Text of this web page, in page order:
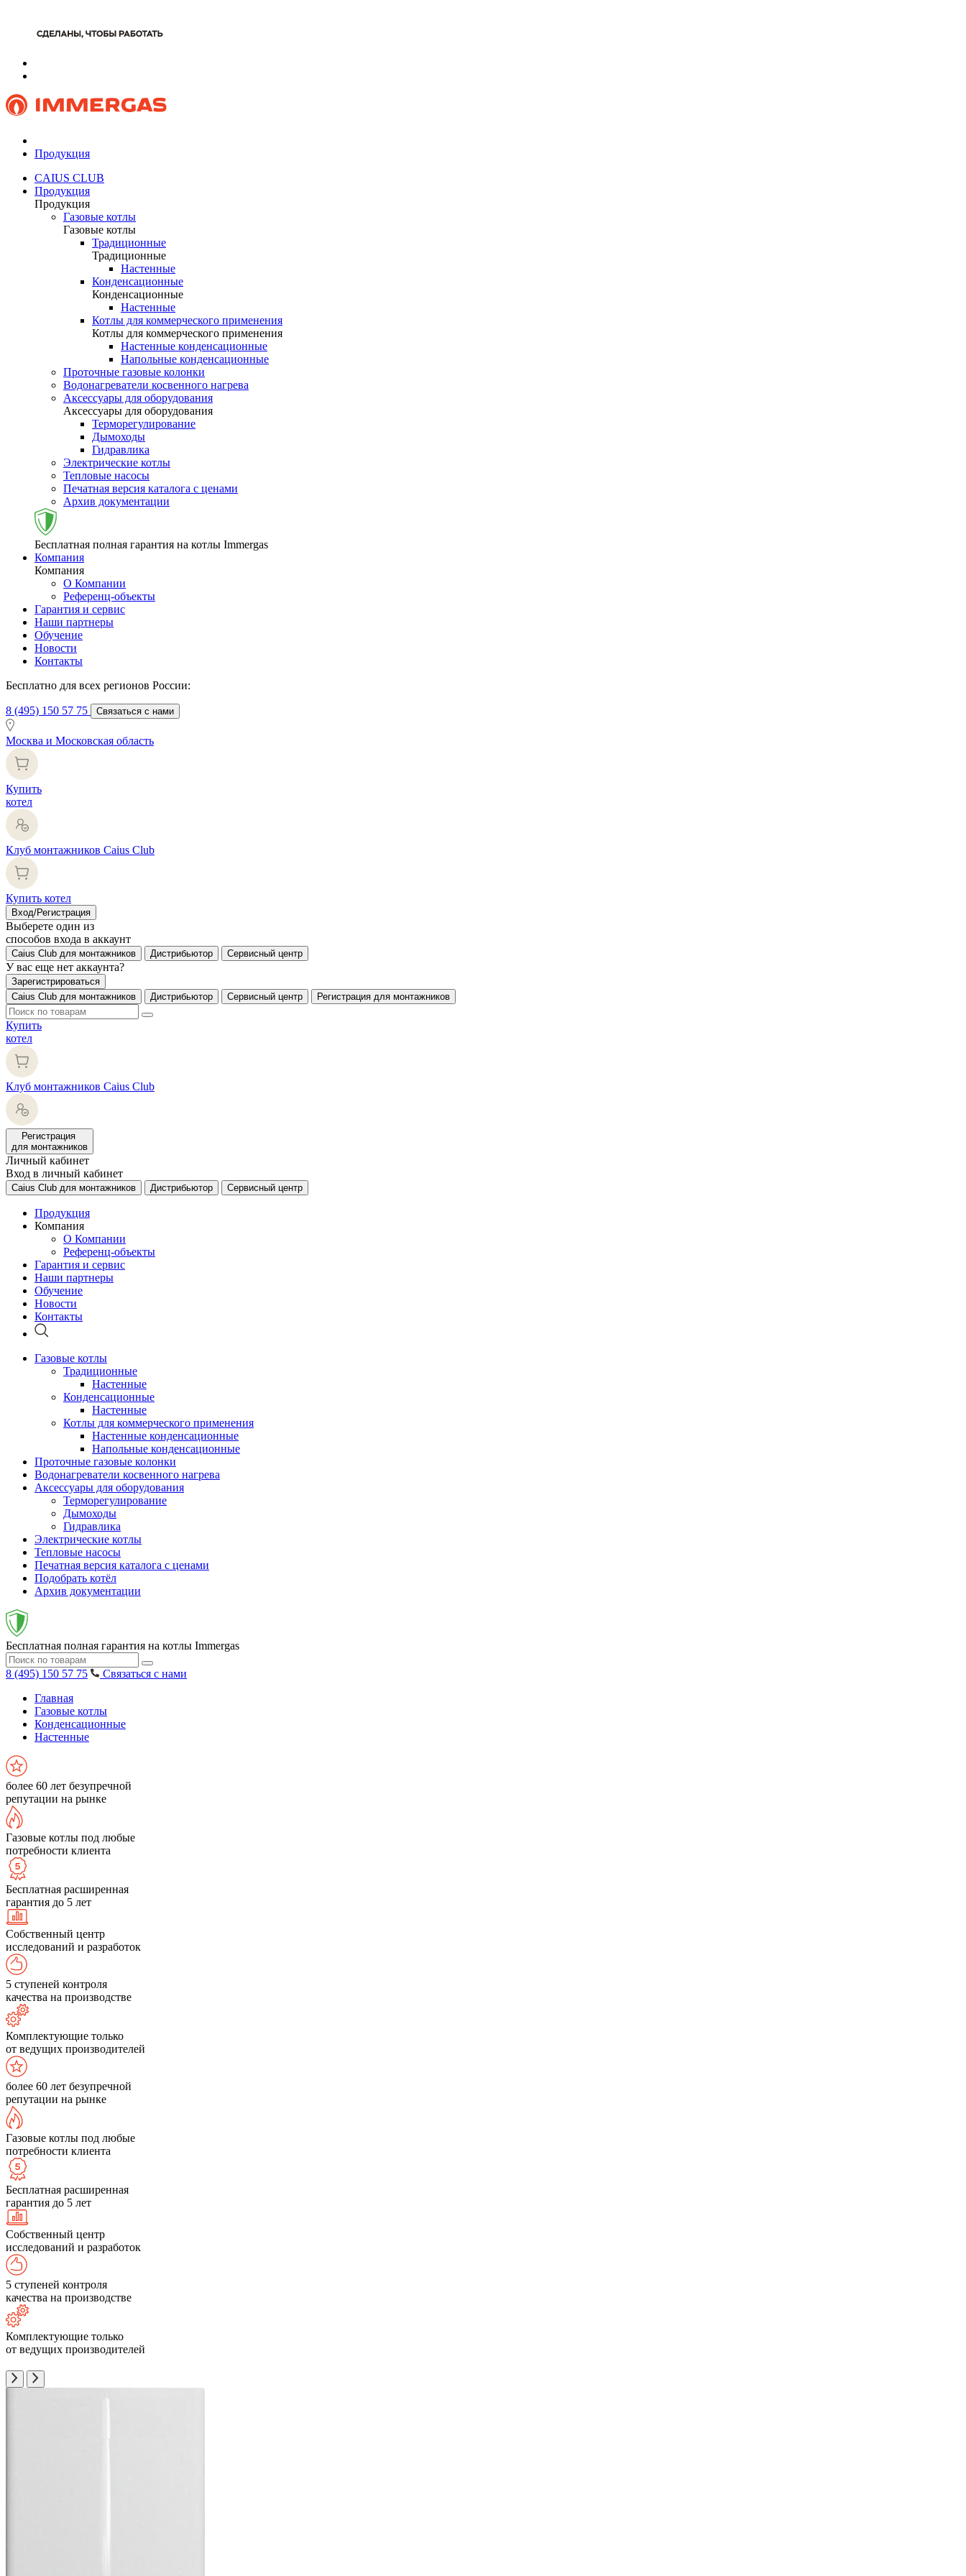
Продукция
CAIUS CLUB
Продукция
Продукция
Газовые котлы
Газовые котлы
Традиционные
Традиционные
Настенные
Конденсационные
Конденсационные
Настенные
Котлы для коммерческого применения
Котлы для коммерческого применения
Настенные конденсационные
Напольные конденсационные
Проточные газовые колонки
Водонагреватели косвенного нагрева
Аксессуары для оборудования
Аксессуары для оборудования
Терморегулирование
Дымоходы
Гидравлика
Электрические котлы
Тепловые насосы
Печатная версия каталога с ценами
Архив документации
Бесплатная полная гарантия на котлы Immergas
Компания
Компания
О Компании
Референц-объекты
Гарантия и сервис
Наши партнеры
Обучение
Новости
Контакты
Бесплатно для всех регионов России:
8 (495) 150 57 75 Связаться с нами
Москва и Московская область
Купить
котел
Клуб монтажников Caius Club
Купить котел
Вход/Регистрация
Выберете один из
способов входа в аккаунт
Caius Club для монтажников Дистрибьютор Сервисный центр
У вас еще нет аккаунта?
Зарегистрироваться
Caius Club для монтажников
Дистрибьютор Сервисный центр Регистрация для монтажников
Купить
котел
Клуб монтажников Caius Club
Регистрация
для монтажников
Личный кабинет
Вход в личный кабинет
Caius Club для монтажников Дистрибьютор Сервисный центр
Продукция
Компания
О Компании
Референц-объекты
Гарантия и сервис
Наши партнеры
Обучение
Новости
Контакты
Газовые котлы
Традиционные
Настенные
Конденсационные
Настенные
Котлы для коммерческого применения
Настенные конденсационные
Напольные конденсационные
Проточные газовые колонки
Водонагреватели косвенного нагрева
Аксессуары для оборудования
Терморегулирование
Дымоходы
Гидравлика
Электрические котлы
Тепловые насосы
Печатная версия каталога с ценами
Подобрать котёл
Архив документации
Бесплатная полная гарантия на котлы Immergas
8 (495) 150 57 75
Связаться с нами
Главная
Газовые котлы
Конденсационные
Настенные
более 60 лет безупречной
репутации на рынке
Газовые котлы под любые
потребности клиента
Бесплатная расширенная
гарантия до 5 лет
Собственный центр
исследований и разработок
5 ступеней контроля
качества на производстве
Комплектующие только
от ведущих производителей
более 60 лет безупречной
репутации на рынке
Газовые котлы под любые
потребности клиента
Бесплатная расширенная
гарантия до 5 лет
Собственный центр
исследований и разработок
5 ступеней контроля
качества на производстве
Комплектующие только
от ведущих производителей